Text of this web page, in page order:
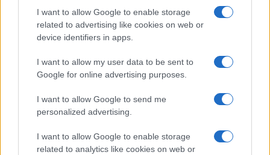
I want to allow Google to enable storage
related to advertising like cookies on web or
device identifiers in apps.
I want to allow my user data to be sent to
Google for online advertising purposes.
I want to allow Google to send me
personalized advertising.
I want to allow Google to enable storage
related to analytics like cookies on web or
La sinistra riparta